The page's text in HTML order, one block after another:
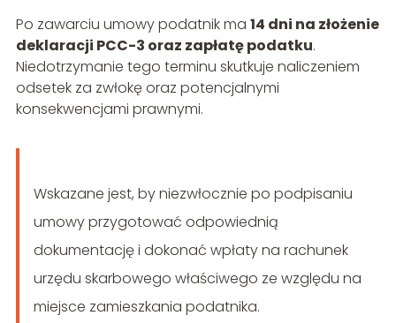
Po zawarciu umowy podatnik ma 14 dni na złożenie
deklaracji PCC-3 oraz zapłatę podatku.
Niedotrzymanie tego terminu skutkuje naliczeniem
odsetek za zwłokę oraz potencjalnymi
konsekwencjami prawnymi.
Wskazane jest, by niezwłocznie po podpisaniu
umowy przygotować odpowiednią
dokumentację i dokonać wpłaty na rachunek
urzędu skarbowego właściwego ze względu na
miejsce zamieszkania podatnika.